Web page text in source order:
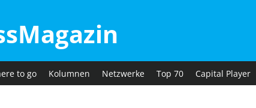
to go Kolumnen Netzwerke Top 70 Capital Player